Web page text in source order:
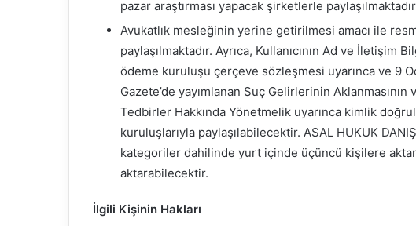
pazar araştırması yapacak şirketlerle
Avukatlık mesleğinin yerine getirilmesi amacı ile
paylaşılmaktadır. Ayrıca, Kullanıcının Ad ve İletişim
ödeme kuruluşu çerçeve sözleşmesi uyarınca ve 9
Gazete’de yayımlanan Suç Gelirlerinin
Tedbirler Hakkında Yönetmelik uyarınca kimlik
kuruluşlarıyla paylaşılabilecektir. ASAL HUKUK
kategoriler dahilinde yurt içinde üçüncü kişilere
aktarabilecektir.
İlgili Kişinin Hakları